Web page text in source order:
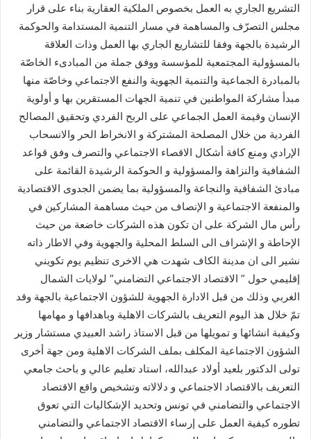
التشريع الجاري به العمل بخصوص الملكية العقارية بناء على قرار
مجلس التصرّف والمساهمة في مسار التنمية المستدامة والحوكمة
الرشيدة بالجهة وفقا للتشاريع الجاري بها العمل وذات العلاقة
بالمسؤولية المجتمعية للمؤسسة ووفق جملة من المبادىء الخاصّة
بالمبادرة الجماعية والتنمية الجهوية والنفع الاجتماعي وخاصّة منها
مبدأ مشاركة المواطنين في تنمية الجهات المستقرين بها و أولوية
الإنسان وقيمة العمل الجماعي على الربح الفردي وتحقيق المصالح
الفردية من خلال المصلحة المشتركة و الانخراط الحر والانسحاب
الإرادي ومنع كافة أشكال الاقصاء الاجتماعي والتصرف وفق قواعد
الشفافية والنزاهة والمسؤولية و الحوكمة الرشيدة القائمة على
مبادئ الشفافية والنجاعة والمسؤولية بما يضمن الجدوى الاقتصادية
والمنفعة الاجتماعية و الإنصاف من حيث مساهمة المشاركين في
رأس مال الشركة على ان تكون هذه الشركات خاضعة من حيث
الإحاطة و الإشراف الى السلط المحلية والجهوية وفي الاطار ذاته
نشير الى ان مدينة الكاف شهدت هي الاخرى تنظيم يوم تكويني
إقليمي حول ” الاقتصاد الاجتماعي التضامني” لولايات الشمال
الغربي وذلك من قبل الادارة الجهوية للشؤون الاجتماعية بالجهة وقد
تمّ خلال هذ اليوم التعريف بالشركات الاهلية وباهدافها و مهامها
وكيفبة انشائها و تمويلها من قبل الاستاذ راشد العبيدي مستشار وزير
الشؤون الاجتماعية المكلف بملف الشركات الاهلية ومن جهة أخرى
تولى الدكتور بلعيد أولاد عبدالله، استاد تعليم عالي و باحث جامعي
التعريف بالاقتصاد الاجتماعي و دلالاته وتشخيص واقع الاقتصاد
الاجتماعي والتضامني في تونس وتحديد الإشكاليات التي تعوق
تطوره كيفية العمل على إرساء الاقتصاد الاجتماعي والتضامني